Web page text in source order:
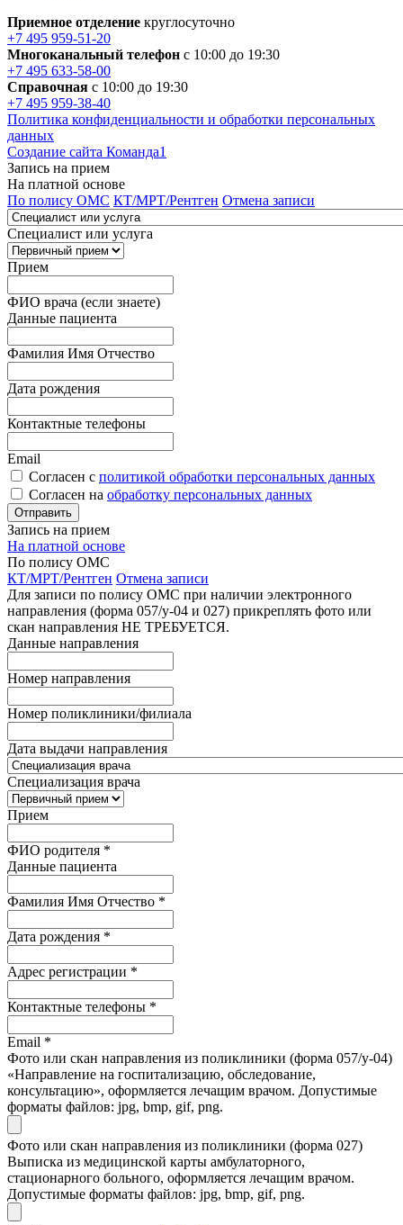
Приемное отделение круглосуточно
+7 495 959-51-20
Многоканальный телефон с 10:00 до 19:30
+7 495 633-58-00
Справочная с 10:00 до 19:30
+7 495 959-38-40
Политика конфиденциальности и обработки персональных
данных
Создание сайта Команда1
Запись на прием
На платной основе
По полису ОМС КТ/МРТ/Рентген Отмена записи
Специалист или услуга
Прием
ФИО врача (если знаете)
Данные пациента
Фамилия Имя Отчество
Дата рождения
Контактные телефоны
Email
Согласен с политикой обработки персональных данных
Согласен на обработку персональных данных
Запись на прием
На платной основе
По полису ОМС
КТ/МРТ/Рентген Отмена записи
Для записи по полису ОМС при наличии электронного
направления (форма 057/у-04 и 027) прикреплять фото или
скан направления НЕ ТРЕБУЕТСЯ.
Данные направления
Номер направления
Номер поликлиники/филиала
Дата выдачи направления
Специализация врача
Прием
ФИО родителя *
Данные пациента
Фамилия Имя Отчество *
Дата рождения *
Адрес регистрации *
Контактные телефоны *
Email *
Фото или скан направления из поликлиники (форма 057/у-04)
«Направление на госпитализацию, обследование,
консультацию», оформляется лечащим врачом. Допустимые
форматы файлов: jpg, bmp, gif, png.
Фото или скан направления из поликлиники (форма 027)
Выписка из медицинской карты амбулаторного,
стационарного больного, оформляется лечащим врачом.
Допустимые форматы файлов: jpg, bmp, gif, png.